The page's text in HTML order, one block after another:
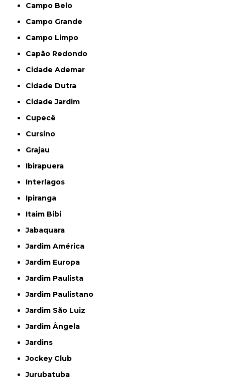
Campo Belo
Campo Grande
Campo Limpo
Capão Redondo
Cidade Ademar
Cidade Dutra
Cidade Jardim
Cupecê
Cursino
Grajau
Ibirapuera
Interlagos
Ipiranga
Itaim Bibi
Jabaquara
Jardim América
Jardim Europa
Jardim Paulista
Jardim Paulistano
Jardim São Luiz
Jardim Ângela
Jardins
Jockey Club
Jurubatuba